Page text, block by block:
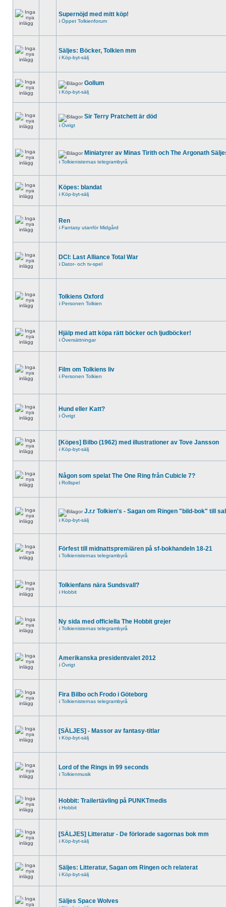
Supernöjd med mitt köp!
i Öppet Tolkienforum
Säljes: Böcker, Tolkien mm
i Köp-byt-sälj
Gollum
i Köp-byt-sälj
Sir Terry Pratchett är död
i Övrigt
Miniatyrer av Minas Tirith och The Argonath
i Tolkienisternas telegrambyrå
Köpes: blandat
i Köp-byt-sälj
Ren
i Fantasy utanför Midgård
DCI: Last Alliance Total War
i Dator- och tv-spel
Tolkiens Oxford
i Personen Tolkien
Hjälp med att köpa rätt böcker och ljudböcker!
i Översättningar
Film om Tolkiens liv
i Personen Tolkien
Hund eller Katt?
i Övrigt
[Köpes] Bilbo (1962) med illustrationer av Tove Jansson
i Köp-byt-sälj
Någon som spelat The One Ring från Cubicle 7?
i Rollspel
J.r.r Tolkien's - Sagan om Ringen "bild-bok" till
i Köp-byt-sälj
Förfest till midnattspremiären på sf-bokhandeln 18-21
i Tolkienisternas telegrambyrå
Tolkienfans nära Sundsvall?
i Hobbit
Ny sida med officiella The Hobbit grejer
i Tolkienisternas telegrambyrå
Amerikanska presidentvalet 2012
i Övrigt
Fira Bilbo och Frodo i Göteborg
i Tolkienisternas telegrambyrå
[SÄLJES] - Massor av fantasy-titlar
i Köp-byt-sälj
Lord of the Rings in 99 seconds
i Tolkienmusik
Hobbit: Trailertävling på PUNKTmedis
i Hobbit
[SÄLJES] Litteratur - De förlorade sagornas bok mm
i Köp-byt-sälj
Säljes: Litteratur, Sagan om Ringen och relaterat
i Köp-byt-sälj
Säljes Space Wolves